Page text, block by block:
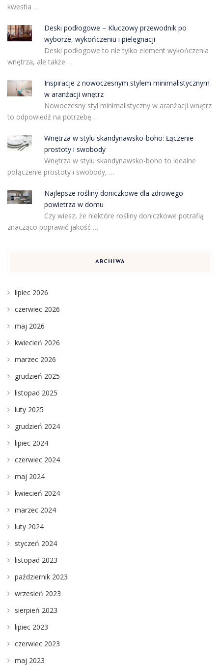
kwestia …
Deski podłogowe – Kluczowy przewodnik po
wyborze, wykończeniu i pielęgnacji
Deski podłogowe to nie tylko element wykończenia
wnętrza, ale także …
Inspiracje z nowoczesnym stylem minimalistycznym
w aranżacji wnętrz
Nowoczesny styl minimalistyczny w aranżacji wnętrz
to odpowiedź na potrzebę …
Wnętrza w stylu skandynawsko-boho: Łączenie
prostoty i swobody
Wnętrza w stylu skandynawsko-boho to idealne
połączenie prostoty i swobody, …
Najlepsze rośliny doniczkowe dla zdrowego
powietrza w domu
Czy wiesz, że niektóre rośliny doniczkowe potrafią
znacząco poprawić jakość …
ARCHIWA
lipiec 2026
czerwiec 2026
maj 2026
kwiecień 2026
marzec 2026
grudzień 2025
listopad 2025
luty 2025
grudzień 2024
lipiec 2024
czerwiec 2024
maj 2024
kwiecień 2024
marzec 2024
luty 2024
styczeń 2024
listopad 2023
październik 2023
wrzesień 2023
sierpień 2023
lipiec 2023
czerwiec 2023
maj 2023